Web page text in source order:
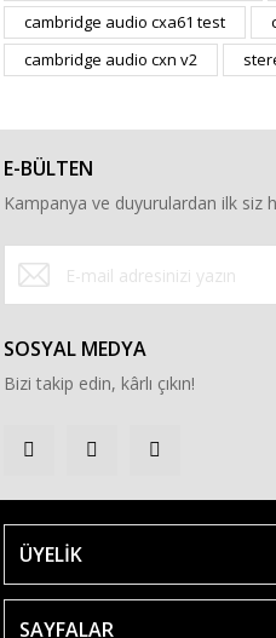
cambridge audio cxa61 test
cambridge audio cxn v2
E-BÜLTEN
Kampanya ve duyurulardan ilk siz
SOSYAL MEDYA
Bizi takip edin, kârlı çıkın!
ÜYELİK
SAYFALAR